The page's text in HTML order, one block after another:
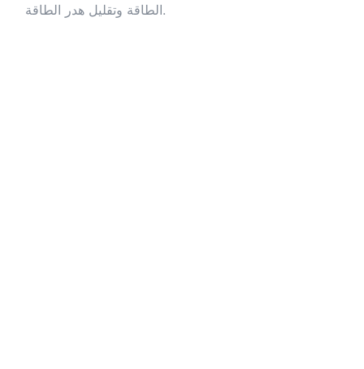
الطاقة وتقليل هدر الطاقة.